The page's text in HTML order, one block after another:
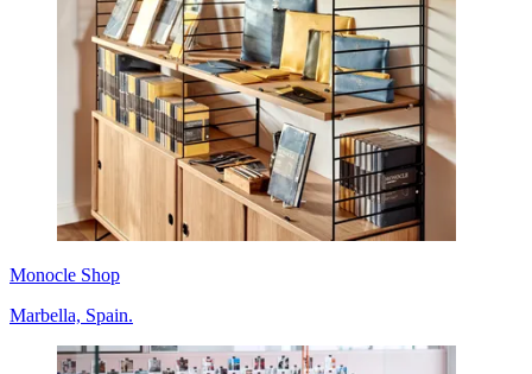
Monocle Shop
Marbella, Spain.